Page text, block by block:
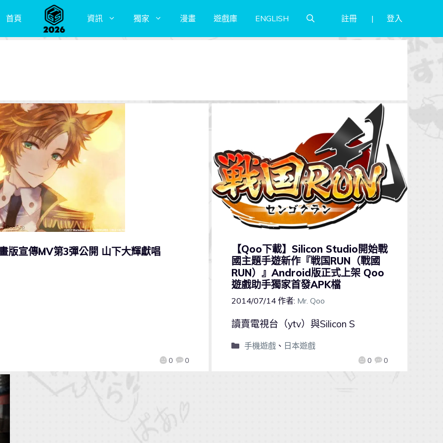
首頁 資訊 獨家 漫畫 遊戲庫 ENGLISH 註冊 登入
宣傳MV第3彈公開 山下大輝獻唱
0 0
【Qoo下載】Silicon Studio開始戰
國主題手遊新作『戦国RUN（戰國
RUN）』Android版正式上架 Qoo
遊戲助手獨家首發APK檔
2014/07/14 作者: Mr. Qoo
0 0
讀賣電視台（ytv）與Silicon S
手機遊戲、 日本遊戲